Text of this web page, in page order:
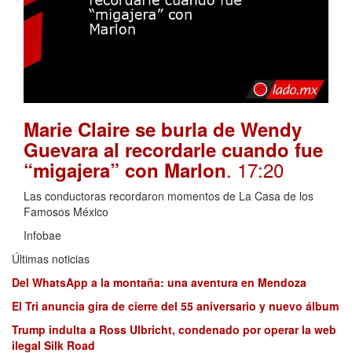
Marie Claire se burla de Wendy
Guevara al recordarle cuando fue
“migajera” con Marlon. 17:20
Las conductoras recordaron momentos de La Casa de los
Famosos México
Infobae
Últimas noticias
Del WhatsApp a la montaña: una aventura en Mendoza
El Tri anuncia gira de cierre del 55 aniversario y nuevo álbum
Trump indulta a Ross Ulbricht, condenado por operar la web
ilegal Silk Road